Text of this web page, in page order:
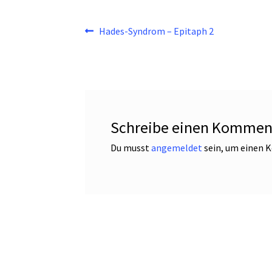
Beitragsnavigation
Vorheriger
Hades-Syndrom – Epitaph 2
Schreibe einen
Du musst angemeldet sein, um einen